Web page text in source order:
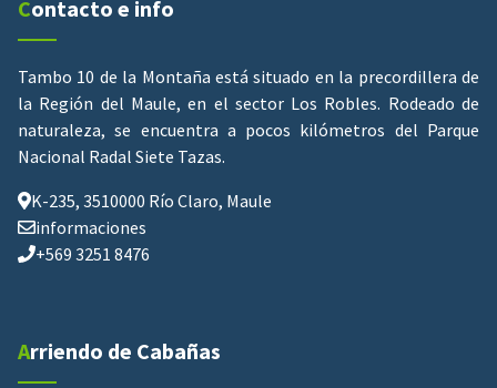
Contacto e info
Tambo 10 de la Montaña está situado en la precordillera de
la Región del Maule, en el sector Los Robles. Rodeado de
naturaleza, se encuentra a pocos kilómetros del Parque
Nacional Radal Siete Tazas.
K-235, 3510000 Río Claro, Maule
informaciones
+569 3251 8476
Arriendo de Cabañas